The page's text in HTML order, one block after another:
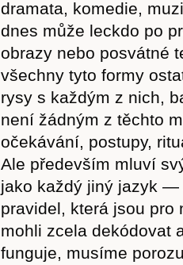
dramata, komedie,
dnes může leckdo po
obrazy nebo posvátné
všechny tyto formy
rysy s každým z nich,
není žádným z těchto
očekávání, postupy,
Ale především mluví
jako každý jiný jazyk —
pravidel, která jsou pro
mohli zcela dekódovat
funguje, musíme